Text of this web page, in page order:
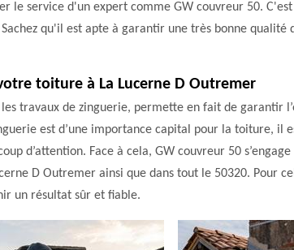
le service d'un expert comme GW couvreur 50.
qu'il est apte à garantir une très bonne
toiture à La Lucerne D Outremer
travaux de zinguerie, permette en fait de garantir
est d’une importance capital pour la toiture, il
d’attention. Face à cela, GW couvreur 50
D Outremer ainsi que dans tout le 50320. Pour
un résultat sûr et fiable.